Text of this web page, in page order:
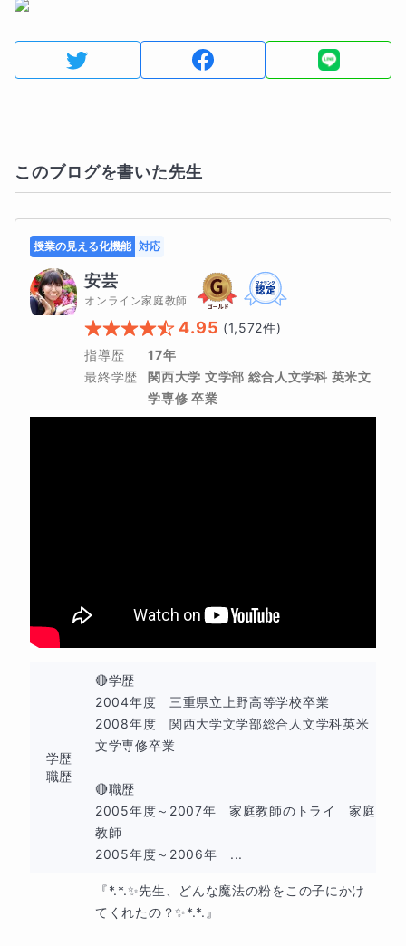
このブログを書いた先生
授業の見える化機能 対応
安芸
オンライン家庭教師
4.95 (1,572件)
指導歴
17年
最終学歴
関西大学 文学部 総合人文学科 英米文
学専修 卒業
学歴
職歴
🔴学歴
2004年度　三重県立上野高等学校卒業
2008年度　関西大学文学部総合人文学科英米
文学専修卒業
🔴職歴
2005年度～2007年　家庭教師のトライ　家庭
教師
2005年度～2006年　...
『*.*.✨先生、どんな魔法の粉をこの子にかけ
てくれたの？✨*.*.』